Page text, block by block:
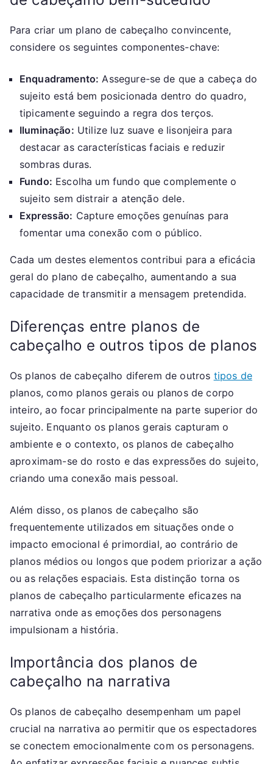
Para criar um plano de cabeçalho convincente,
considere os seguintes componentes-chave:
Enquadramento: Assegure-se de que a cabeça do
sujeito está bem posicionada dentro do quadro,
tipicamente seguindo a regra dos terços.
Iluminação: Utilize luz suave e lisonjeira para
destacar as características faciais e reduzir
sombras duras.
Fundo: Escolha um fundo que complemente o
sujeito sem distrair a atenção dele.
Expressão: Capture emoções genuínas para
fomentar uma conexão com o público.
Cada um destes elementos contribui para a eficácia
geral do plano de cabeçalho, aumentando a sua
capacidade de transmitir a mensagem pretendida.
Diferenças entre planos de
cabeçalho e outros tipos de planos
Os planos de cabeçalho diferem de outros tipos de
planos, como planos gerais ou planos de corpo
inteiro, ao focar principalmente na parte superior do
sujeito. Enquanto os planos gerais capturam o
ambiente e o contexto, os planos de cabeçalho
aproximam-se do rosto e das expressões do sujeito,
criando uma conexão mais pessoal.
Além disso, os planos de cabeçalho são
frequentemente utilizados em situações onde o
impacto emocional é primordial, ao contrário de
planos médios ou longos que podem priorizar a ação
ou as relações espaciais. Esta distinção torna os
planos de cabeçalho particularmente eficazes na
narrativa onde as emoções dos personagens
impulsionam a história.
Importância dos planos de
cabeçalho na narrativa
Os planos de cabeçalho desempenham um papel
crucial na narrativa ao permitir que os espectadores
se conectem emocionalmente com os personagens.